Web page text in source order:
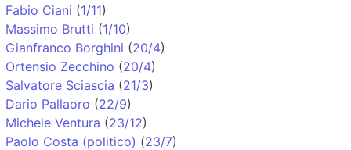
Fabio Ciani (1/11)
Massimo Brutti (1/10)
Gianfranco Borghini (20/4)
Ortensio Zecchino (20/4)
Salvatore Sciascia (21/3)
Dario Pallaoro (22/9)
Michele Ventura (23/12)
Paolo Costa (politico) (23/7)